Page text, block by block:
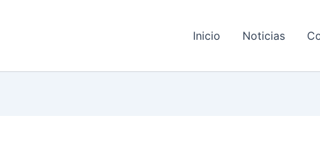
Inicio Noticias